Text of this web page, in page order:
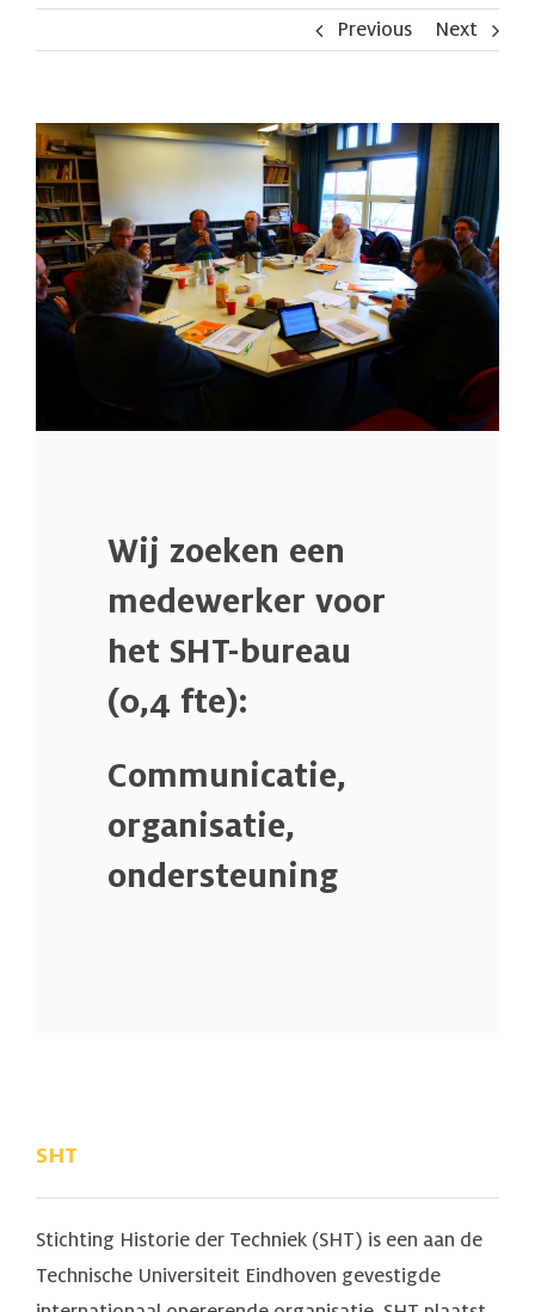
Previous Next
View
Larger
Image
Wij zoeken een
medewerker voor
het SHT-bureau
(0,4 fte):
Communicatie,
organisatie,
ondersteuning
SHT
Stichting Historie der Techniek (SHT) is een aan de
Technische Universiteit Eindhoven gevestigde